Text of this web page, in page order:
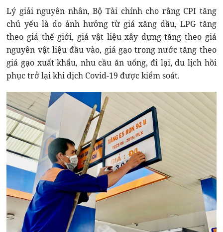
Lý giải nguyên nhân, Bộ Tài chính cho rằng CPI tăng
chủ yếu là do ảnh hưởng từ giá xăng dầu, LPG tăng
theo giá thế giới, giá vật liệu xây dựng tăng theo giá
nguyên vật liệu đầu vào, giá gạo trong nước tăng theo
giá gạo xuất khẩu, nhu cầu ăn uống, đi lại, du lịch hồi
phục trở lại khi dịch Covid-19 được kiểm soát.